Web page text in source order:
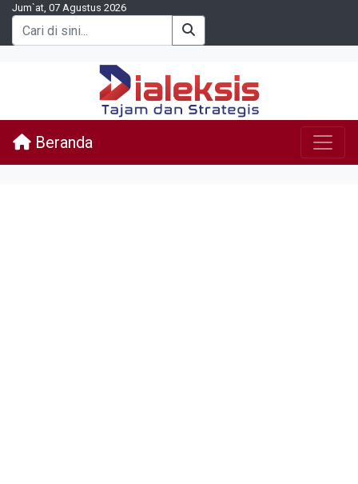
Jum`at, 07 Agustus 2026
Beranda